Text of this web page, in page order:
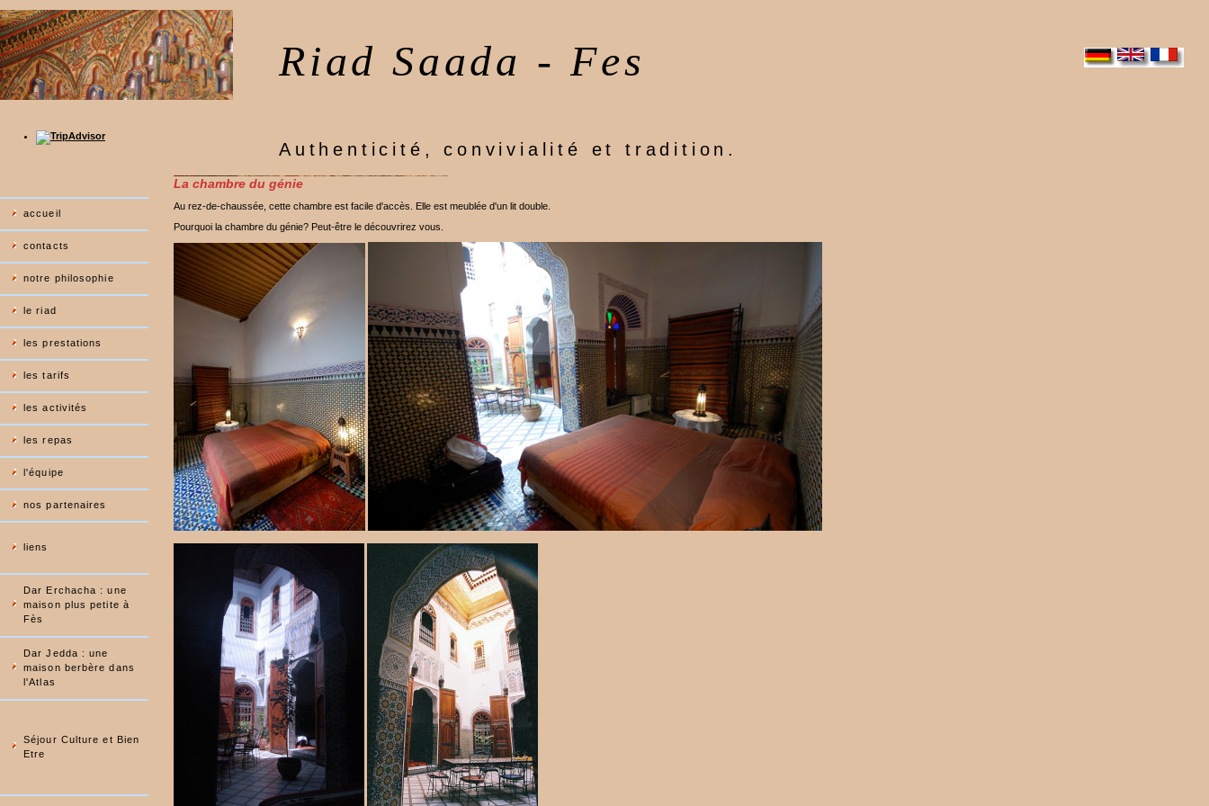
Riad Saada - Fes
Authenticité, convivialité et tradition.
accueil
contacts
notre philosophie
le riad
les prestations
les tarifs
les activités
les repas
l'équipe
nos partenaires
liens
Dar Erchacha : une
maison plus petite à
Fès
Dar Jedda : une
maison berbère dans
l'Atlas
Séjour Culture et Bien
Etre
La chambre du génie
Au rez-de-chaussée, cette chambre est facile d'accès. Elle est meublée d'un lit double.
Pourquoi la chambre du génie? Peut-être le découvrirez vous.